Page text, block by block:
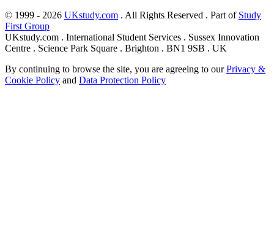
© 1999 - 2026 UKstudy.com . All Rights Reserved . Part of Study
First Group
UKstudy.com . International Student Services . Sussex Innovation
Centre . Science Park Square . Brighton . BN1 9SB . UK
By continuing to browse the site, you are agreeing to ourPrivacy &
Cookie Policy and Data Protection Policy